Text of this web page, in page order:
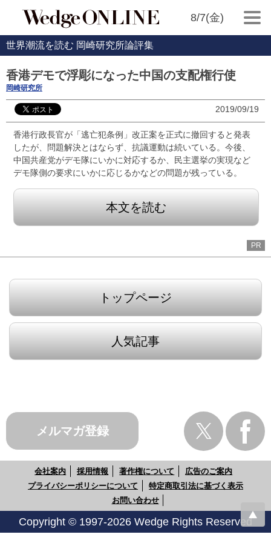
8/7(金)
世界潮流を読む 岡崎研究所論評集
香港デモで浮彫になった中国の支配権行使
岡崎研究所
2019/09/19
香港行政長官が「逃亡犯条例」改正案を正式に撤回すると発表
したが、問題解決とはならず、抗議運動は続いている。今後、
中国共産党がデモ隊にいかに対応するか、民主選挙の実現など
デモ隊側の要求にいかに応じるかなどの問題が残っている。
本文を読む
PR
トップページ
人気記事
メルマガ登録
会社案内 採用情報 著作権について
広告のご案内
プライバシーポリシーについて
特定商取引法に基づく表示
お問い合わせ
Copyright © 1997-2026 Wedge Rights Reserved